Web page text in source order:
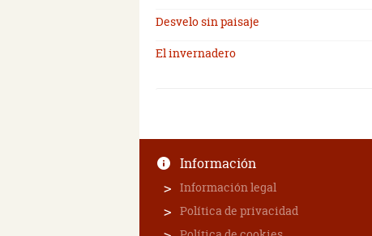
Desvelo sin paisaje
El invernadero
Información
Información legal
Política de privacidad